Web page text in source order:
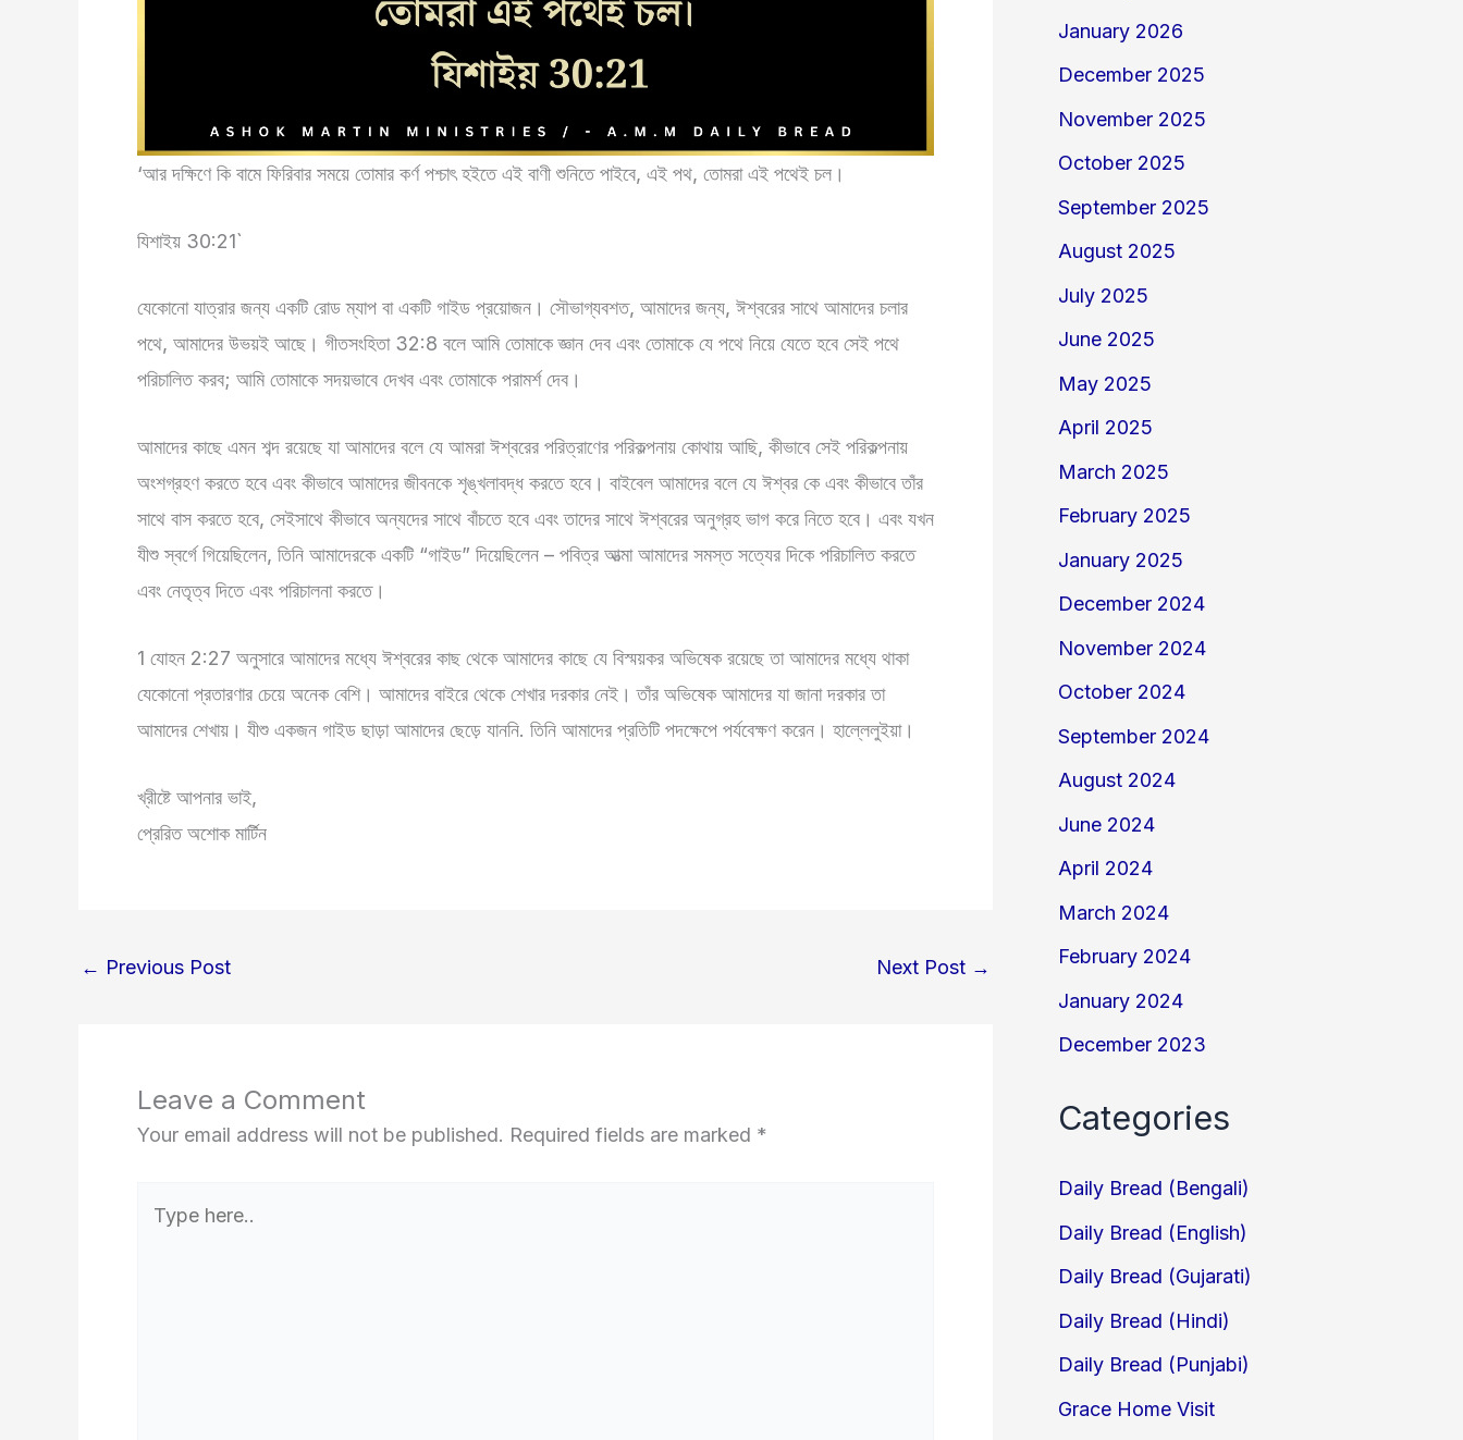
‘আর দক্ষিণে কি বামে ফিরিবার সময়ে তোমার কর্ণ পশ্চাৎ হইতে এই বাণী শুনিতে পাইবে, এই পথ, তোমরা এই পথেই চল।
যিশাইয় 30:21`
যেকোনো যাত্রার জন্য একটি রোড ম্যাপ বা একটি গাইড প্রয়োজন। সৌভাগ্যবশত, আমাদের জন্য, ঈশ্বরের সাথে আমাদের চলার
পথে, আমাদের উভয়ই আছে। গীতসংহিতা 32:8 বলে আমি তোমাকে জ্ঞান দেব এবং তোমাকে যে পথে নিয়ে যেতে হবে সেই পথে
পরিচালিত করব; আমি তোমাকে সদয়ভাবে দেখব এবং তোমাকে পরামর্শ দেব।
আমাদের কাছে এমন শব্দ রয়েছে যা আমাদের বলে যে আমরা ঈশ্বরের পরিত্রাণের পরিকল্পনায় কোথায় আছি, কীভাবে সেই পরিকল্পনায়
অংশগ্রহণ করতে হবে এবং কীভাবে আমাদের জীবনকে শৃঙ্খলাবদ্ধ করতে হবে। বাইবেল আমাদের বলে যে ঈশ্বর কে এবং কীভাবে তাঁর
সাথে বাস করতে হবে, সেইসাথে কীভাবে অন্যদের সাথে বাঁচতে হবে এবং তাদের সাথে ঈশ্বরের অনুগ্রহ ভাগ করে নিতে হবে। এবং যখন
যীশু স্বর্গে গিয়েছিলেন, তিনি আমাদেরকে একটি “গাইড” দিয়েছিলেন – পবিত্র আত্মা আমাদের সমস্ত সত্যের দিকে পরিচালিত করতে
এবং নেতৃত্ব দিতে এবং পরিচালনা করতে।
1 যোহন 2:27 অনুসারে আমাদের মধ্যে ঈশ্বরের কাছ থেকে আমাদের কাছে যে বিস্ময়কর অভিষেক রয়েছে তা আমাদের মধ্যে থাকা
যেকোনো প্রতারণার চেয়ে অনেক বেশি। আমাদের বাইরে থেকে শেখার দরকার নেই। তাঁর অভিষেক আমাদের যা জানা দরকার তা
আমাদের শেখায়। যীশু একজন গাইড ছাড়া আমাদের ছেড়ে যাননি. তিনি আমাদের প্রতিটি পদক্ষেপে পর্যবেক্ষণ করেন। হাল্লেলুইয়া।
খ্রীষ্টে আপনার ভাই,
প্রেরিত অশোক মার্টিন
← Previous Post Next Post →
Leave a Comment
Your email address will not be published. Required fields are marked *
January 2026
December 2025
November 2025
October 2025
September 2025
August 2025
July 2025
June 2025
May 2025
April 2025
March 2025
February 2025
January 2025
December 2024
November 2024
October 2024
September 2024
August 2024
June 2024
April 2024
March 2024
February 2024
January 2024
December 2023
Categories
Daily Bread (Bengali)
Daily Bread (English)
Daily Bread (Gujarati)
Daily Bread (Hindi)
Daily Bread (Punjabi)
Grace Home Visit